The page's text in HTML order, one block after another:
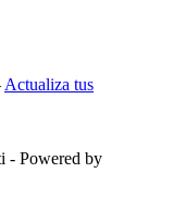
Actualiza tus
- Powered by